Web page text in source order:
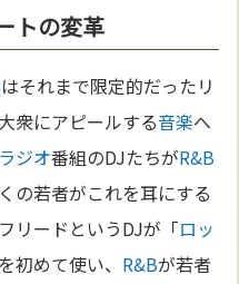
トの変革
はそれまで限定的だったリ
衆にアピールする音楽へ
ラジオ番組のDJたちがR&B
の若者がこれを耳にする
リードというDJが「ロッ
初めて使い、 R&Bが若者